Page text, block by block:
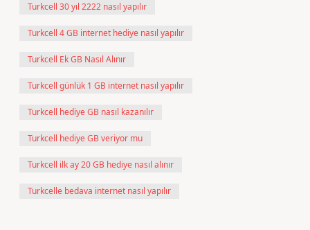
Turkcell 30 yıl 2222 nasıl yapılır
Turkcell 4 GB internet hediye nasıl yapılır
Turkcell Ek GB Nasıl Alınır
Turkcell günlük 1 GB internet nasıl yapılır
Turkcell hediye GB nasıl kazanılır
Turkcell hediye GB veriyor mu
Turkcell ilk ay 20 GB hediye nasıl alınır
Turkcelle bedava internet nasıl yapılır